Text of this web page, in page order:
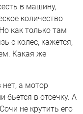
в машину,
количество
как только там
с колес, кажется,
Какая же
а мотор
бьется в отсечку. А
не крутить его